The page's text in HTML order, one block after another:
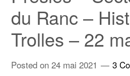
du Ranc –
Trolles – 22
Posted on24 mai 2021 3